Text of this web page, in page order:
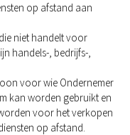
op afstand aan
niet handelt voor
handels-, bedrijfs-,
voor wie Ondernemer
kan worden gebruikt en
voor het verkopen
op afstand.